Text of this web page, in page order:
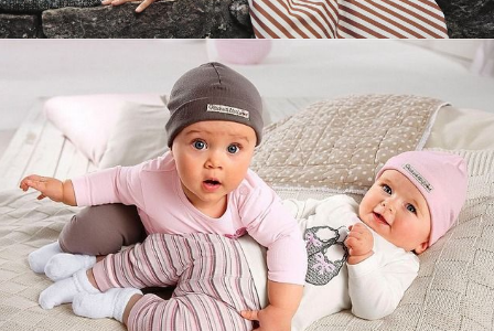
Увеличили выручку интернет-
магазину topdatop.ru на 25%!
Смотреть проект